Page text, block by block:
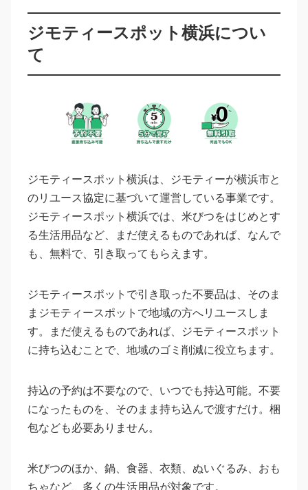
ジモティースポット横浜につい
て
ジモティースポット横浜は、ジモティーが横浜市と
のリユース協定に基づいて運営している事業です。
ジモティースポット横浜では、米びつをはじめとす
る生活用品など、まだ使えるものであれば、なんで
も、無料で、引き取ってもらえます。
ジモティースポットで引き取った不要品は、そのま
まジモティースポットで地域の方へリユースしま
す。まだ使えるものであれば、ジモティースポット
に持ち込むことで、地域のゴミ削減に役立ちます。
持込の予約は不要なので、いつでも持込可能。不要
になったものを、そのまま持ち込んで渡すだけ。梱
包なども必要ありません。
米びつのほか、鍋、食器、衣類、ぬいぐるみ、おも
ちゃなど、多くの生活用品が対象です。